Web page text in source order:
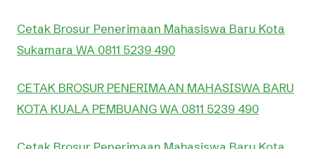
Cetak Brosur Penerimaan Mahasiswa Baru Kota
Sukamara WA 0811 5239 490
CETAK BROSUR PENERIMAAN MAHASISWA BARU
KOTA KUALA PEMBUANG WA 0811 5239 490